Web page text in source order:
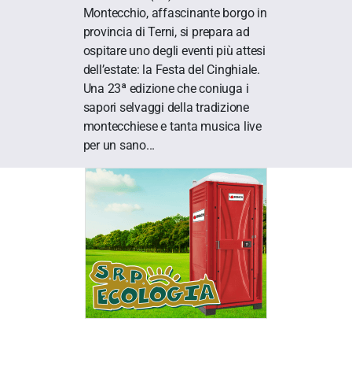
Montecchio, affascinante borgo in
provincia di Terni, si prepara ad
ospitare uno degli eventi più attesi
dell’estate: la Festa del Cinghiale.
Una 23ª edizione che coniuga i
sapori selvaggi della tradizione
montecchiese e tanta musica live
per un sano...